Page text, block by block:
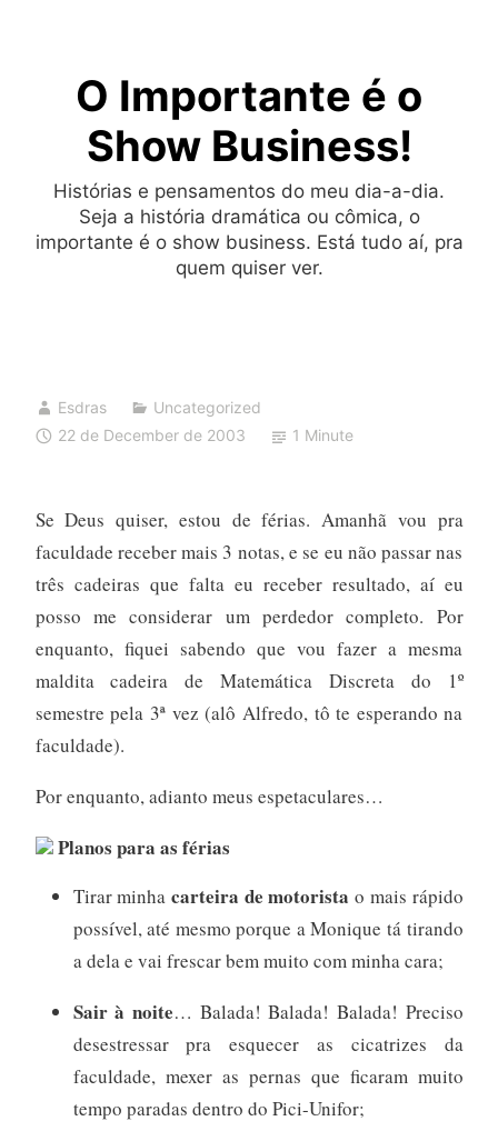
O Importante é o
Show Business!
Histórias e pensamentos do meu dia-a-dia.
Seja a história dramática ou cômica, o
importante é o show business. Está tudo aí, pra
quem quiser ver.
Esdras
Uncategorized
22 de December de 2003
1 Minute
Se Deus quiser, estou de férias. Amanhã vou pra
faculdade receber mais 3 notas, e se eu não passar nas
três cadeiras que falta eu receber resultado, aí eu
posso me considerar um perdedor completo. Por
enquanto, fiquei sabendo que vou fazer a mesma
maldita cadeira de Matemática Discreta do 1º
semestre pela 3ª vez (alô Alfredo, tô te esperando na
faculdade).
Por enquanto, adianto meus espetaculares…
Planos para as férias
Tirar minha carteira de motorista o mais rápido
possível, até mesmo porque a Monique tá tirando
a dela e vai frescar bem muito com minha cara;
Sair à noite… Balada! Balada! Balada! Preciso
desestressar pra esquecer as cicatrizes da
faculdade, mexer as pernas que ficaram muito
tempo paradas dentro do Pici-Unifor;